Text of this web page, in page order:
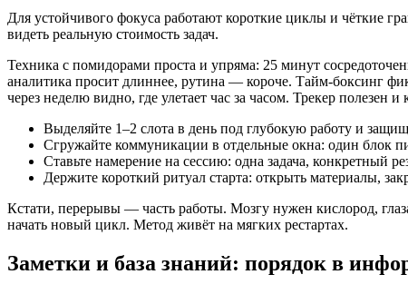
Для устойчивого фокуса работают короткие циклы и чёткие
видеть реальную стоимость задач.
Техника с помидорами проста и упряма: 25 минут
аналитика просит длиннее, рутина — короче. Тайм‑боксинг
через неделю видно, где улетает час за часом. Трекер полезен
Выделяйте 1–2 слота в день под глубокую работу и
Сгружайте коммуникации в отдельные окна: один блок
Ставьте намерение на сессию: одна задача, конкретный
Держите короткий ритуал старта: открыть материалы,
Кстати, перерывы — часть работы. Мозгу нужен кислород,
начать новый цикл. Метод живёт на мягких рестартах.
Заметки и база знаний: порядок в